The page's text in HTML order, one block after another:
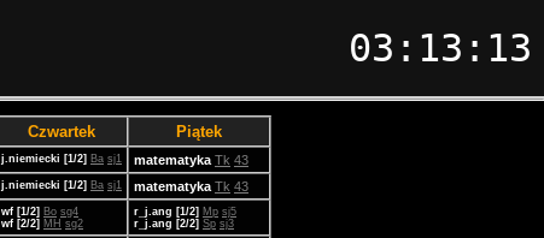
03:13:13
Czwartek Piątek
j.niemiecki [1/2] Ba sj1 matematyka Tk 43
j.niemiecki [1/2] Ba sj1 matematyka Tk 43
wf [1/2] Bo sg4
wf [2/2] MH sg2
r_j.ang [1/2] Mp sj5
r_j.ang [2/2] Sp sj3